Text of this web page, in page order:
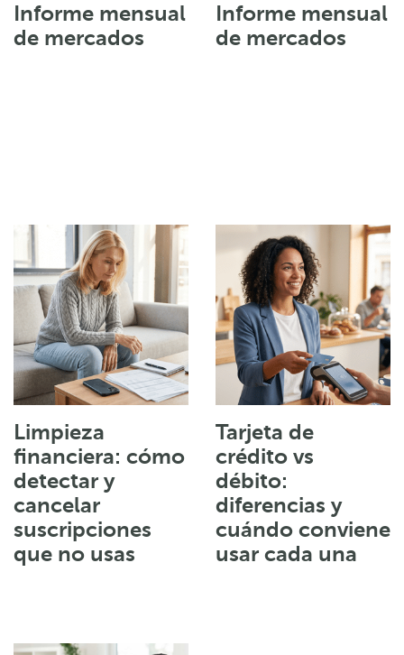
Informe mensual
de mercados
Informe mensual
de mercados
Limpieza
financiera: cómo
detectar y
cancelar
suscripciones
que no usas
Tarjeta de
crédito vs
débito:
diferencias y
cuándo conviene
usar cada una